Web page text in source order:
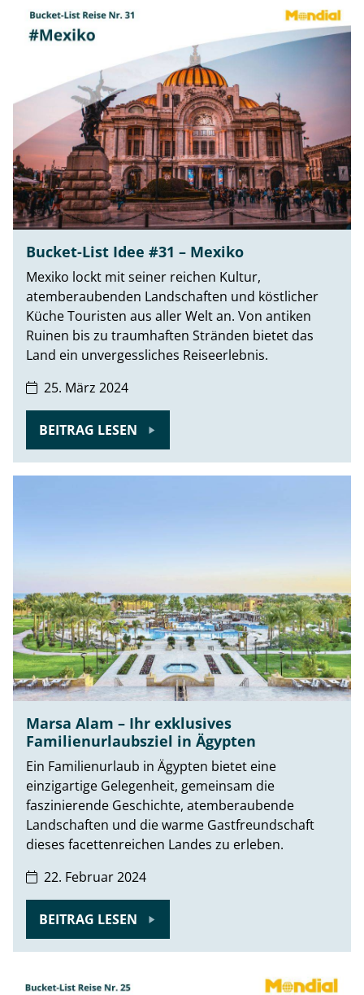
Bucket-List Idee #31 – Mexiko
Mexiko lockt mit seiner reichen Kultur,
atemberaubenden Landschaften und köstlicher
Küche Touristen aus aller Welt an. Von antiken
Ruinen bis zu traumhaften Stränden bietet das
Land ein unvergessliches Reiseerlebnis.
25. März 2024
BEITRAG LESEN
Marsa Alam – Ihr exklusives
Familienurlaubsziel in Ägypten
Ein Familienurlaub in Ägypten bietet eine
einzigartige Gelegenheit, gemeinsam die
faszinierende Geschichte, atemberaubende
Landschaften und die warme Gastfreundschaft
dieses facettenreichen Landes zu erleben.
22. Februar 2024
BEITRAG LESEN